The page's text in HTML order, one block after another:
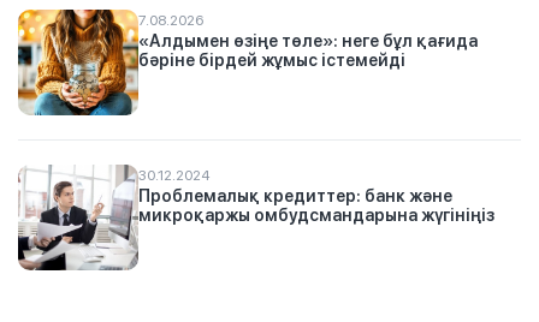
7.08.2026
«Алдымен өзіңе төле»: неге бұл қағида
бәріне бірдей жұмыс істемейді
30.12.2024
Проблемалық кредиттер: банк және
микроқаржы омбудсмандарына жүгініңіз